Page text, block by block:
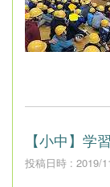
【小中】学
投稿日時 : 2019/